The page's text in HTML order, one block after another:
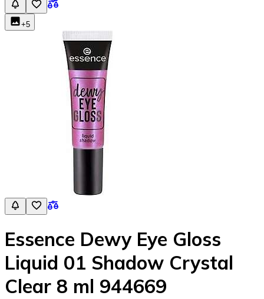
+5
Essence Dewy Eye Gloss
Liquid 01 Shadow Crystal
Clear 8 ml 944669